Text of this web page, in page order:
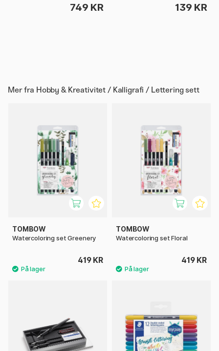
749 KR 139 KR
Mer fra Hobby & Kreativitet / Kalligrafi / Lettering sett
TOMBOW
Watercoloring set Greenery
419 KR
TOMBOW
Watercoloring set Floral
419 KR